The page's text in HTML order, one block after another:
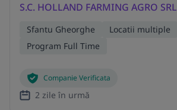
S.C. HOLLAND FARMING AGRO SRL
Sfantu Gheorghe
Locatii multiple
Program Full Time
Companie Verificata
2 zile în urmă